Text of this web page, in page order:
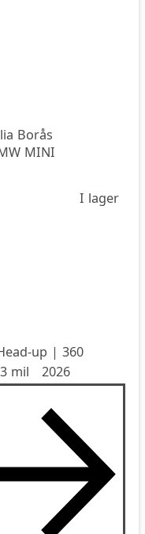
Borås
MINI
I lager
up | 360
mil 2026